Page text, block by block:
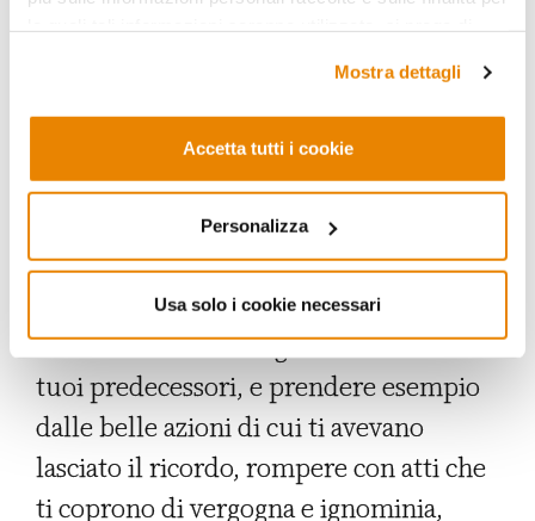
Mostra dettagli
Accetta tutti i cookie
Personalizza
Usa solo i cookie necessari
loro eserciti. Ma non li usi con lo spirito
di giustizia necessario. Al contrario,ti
sei colmo di superbia e di disprezzo
per i tuoi sudditi. La tua condotta è
disonorevole e il risultato è un’immane
infelicità. Sarebbe stato meglio per te –
e più adatto – prendere la stessa strada
dei tuoi antenati e seguire le orme dei
tuoi predecessori, e prendere esempio
dalle belle azioni di cui ti avevano
lasciato il ricordo, rompere con atti che
ti coprono di vergogna e ignominia,